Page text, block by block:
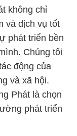
không chỉ
và dịch vụ tốt
phát triển bền
Chúng tôi
động của
và xã hội.
Phát là chọn
phát triển